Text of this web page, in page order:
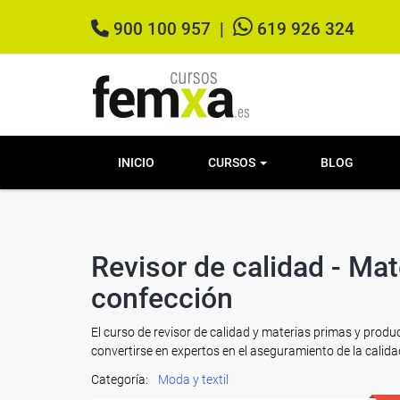
900 100 957 619 926 324
INICIO CURSOS BLOG
Revisor de calidad -
confección
El curso de revisor de calidad y materias primas y
convertirse en expertos en el aseguramiento de la
Categoría:
Moda y textil